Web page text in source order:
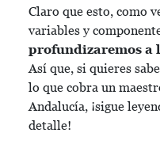
Claro que esto, como
variables y
profundizaremos a
Así que, si quieres
lo que cobra un
Andalucía, ¡sigue
detalle!